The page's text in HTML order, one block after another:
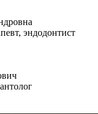
эндодонтист